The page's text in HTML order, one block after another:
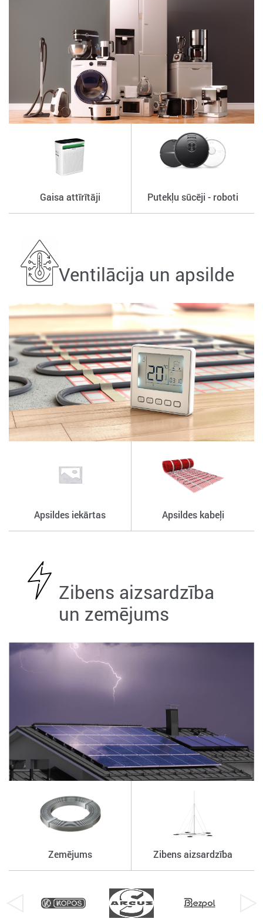
Gaisa attīrītāji Putekļu sūcēji - roboti
Ventilācija un apsilde
Apsildes iekārtas Apsildes kabeļi
Zibens aizsardzība
un zemējums
Zemējums Zibens aizsardzība